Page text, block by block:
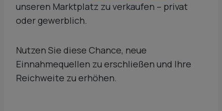
unseren Marktplatz zu verkaufen – privat
oder gewerblich.
Nutzen Sie diese Chance, neue
Einnahmequellen zu erschließen und Ihre
Reichweite zu erhöhen.